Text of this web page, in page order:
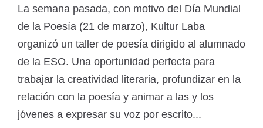
La semana pasada, con motivo del Día Mundial
de la Poesía (21 de marzo), Kultur Laba
organizó un taller de poesía dirigido al alumnado
de la ESO. Una oportunidad perfecta para
trabajar la creatividad literaria, profundizar en la
relación con la poesía y animar a las y los
jóvenes a expresar su voz por escrito...